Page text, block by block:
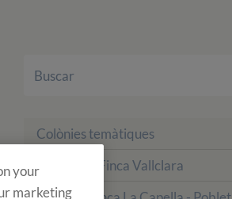
Colònies temàtiques
Colònies a Finca Vallclara
your
marketing